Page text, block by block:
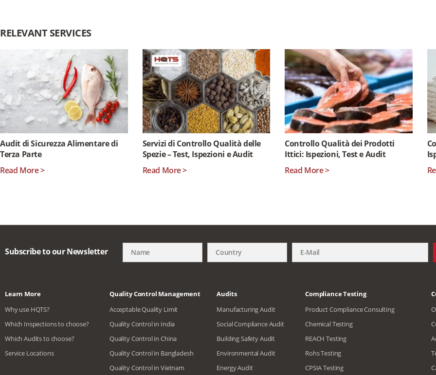
RELEVANT SERVICES
Audit di Sicurezza Alimentare di
Terza Parte
Read More >
Servizi di Controllo Qualità delle
Spezie – Test, Ispezioni e Audit
Read More >
Controllo Qualità dei Prodotti
Ittici: Ispezioni, Test e Audit
Read More >
Subscribe to our Newsletter
Learn More
Why use HQTS?
Which Inspections to choose?
Which Audits to choose?
Service Locations
Quality Control Management
Acceptable Quality Limit
Quality Control in India
Quality Control in China
Quality Control in Bangladesh
Quality Control in Vietnam
Audits
Manufacturing Audit
Social Compliance Audit
Building Safety Audit
Environmental Audit
Energy Audit
Compliance Testing
Product Compliance Consulting
Chemical Testing
REACH Testing
Rohs Testing
CPSIA Testing